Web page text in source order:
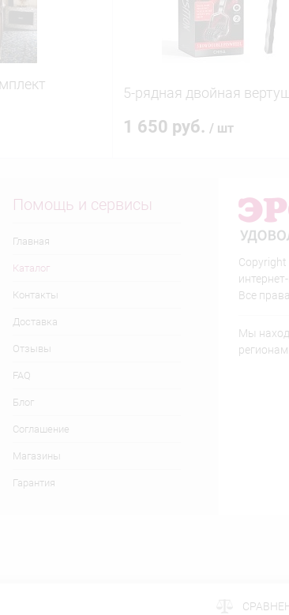
5-рядная двойная
1 650 руб. / шт
Помощь и сервисы
Главная
Каталог
Контакты
Доставка
Отзывы
FAQ
Блог
Соглашение
Магазины
Гарантия
Все
Мы